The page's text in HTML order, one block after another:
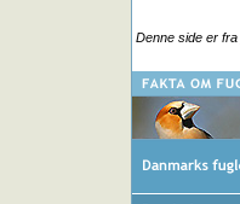
Denne side er fra